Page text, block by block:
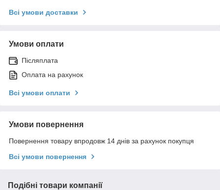
Всі умови доставки
Умови оплати
Післяплата
Оплата на рахунок
Всі умови оплати
Умови повернення
Повернення товару впродовж 14 днів за рахунок покупця
Всі умови повернення
Подібні товари компанії